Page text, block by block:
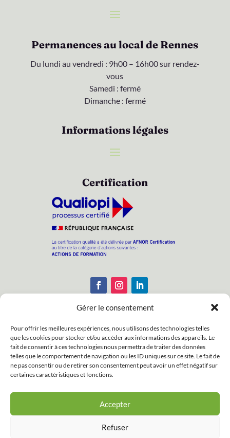
Gérer le consentement
Pour offrir les meilleures expériences, nous utilisons des technologies telles
que les cookies pour stocker et/ou accéder aux informations des appareils. Le
fait de consentir à ces technologies nous permettra de traiter des données
telles que le comportement de navigation ou les ID uniques sur ce site. Le fait de
ne pas consentir ou de retirer son consentement peut avoir un effet négatif sur
certaines caractéristiques et fonctions.
Accepter
Refuser
Permanences au local de Rennes
Du lundi au vendredi : 9h00 – 16h00 sur rendez-
vous
Samedi : fermé
Dimanche : fermé
Informations légales
Certification
Enregistrements : N° APE : 8559A – N° Siret :
38188172100033 – N° d’activité : 53350255935
Copyright © 2026 Association Psychologie &
Vieillissement. Tous droits réservés.